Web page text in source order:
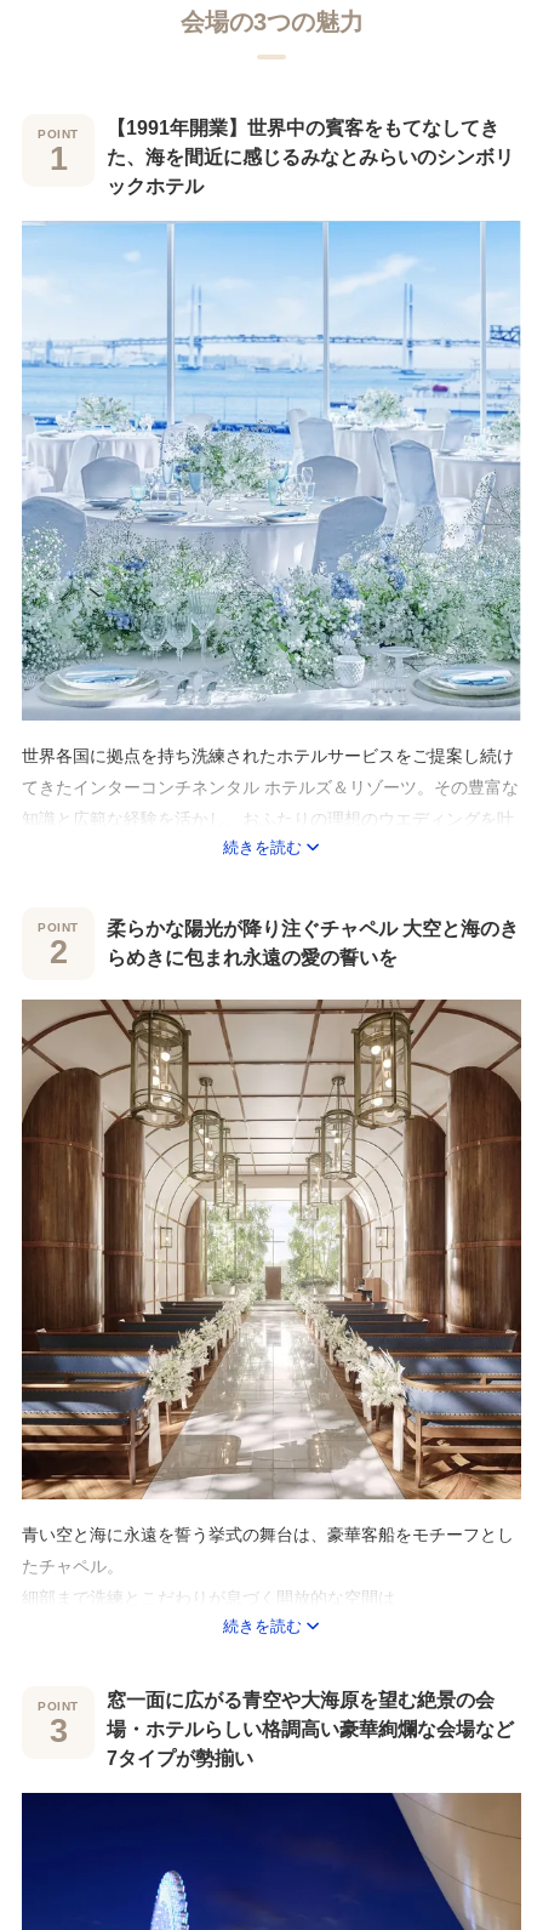
会場の3つの魅力
【1991年開業】世界中の賓客をもてなしてき
た、海を間近に感じるみなとみらいのシンボリ
ックホテル
世界各国に拠点を持ち洗練されたホテルサービスをご提案し続け
てきたインターコンチネンタル ホテルズ＆リゾーツ。その豊富な
知識と広範な経験を活かし、おふたりの理想のウエディングを叶
えるお手伝いをいたします。
らでは。ホテルのあらゆるところから望む海や街の景色はまるで
ください。
横浜みなとみらいとともに30年歩み続けたヨコハマグランドイン
ターコンチネンタルホテル。
おふたりの新たな門出やこの先も輝く思い出の場所として、忘れ
られない特別な一日を。
続きを読む
柔らかな陽光が降り注ぐチャペル 大空と海のき
らめきに包まれ永遠の愛の誓いを
青い空と海に永遠を誓う挙式の舞台は、豪華客船をモチーフとし
たチャペル。
細部まで洗練とこだわりが息づく開放的な空間は
溢れる自然光が花嫁を包みこみ、感動的なセレモニーが叶う。
挙式後は目の前に海が広がるガーデンで幸せのカリヨンベルや、
フラワーシャワーのセレモニーを。
まるでリゾートウエディングのような、笑顔溢れるリラックスし
バージンロードに映える運命のドレスは、提携3社から選べる♪
王道でクラシカルなデザインから、最旬トレンドのインポートド
レスまでご用意しています。
続きを読む
窓一面に広がる青空や大海原を望む絶景の会
場・ホテルらしい格調高い豪華絢爛な会場など
7タイプが勢揃い